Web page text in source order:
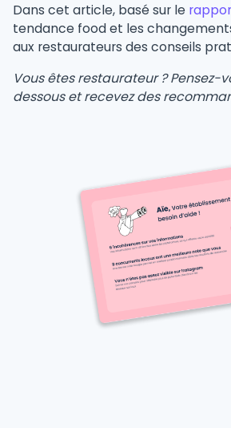
Dans cet article, basé sur le
tendance food et les
aux restaurateurs des conseils
Vous êtes restaurateur ?
dessous et recevez des